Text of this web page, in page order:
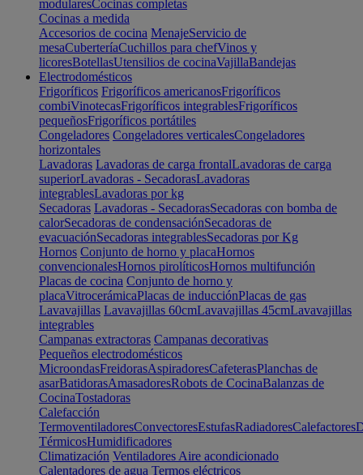
modularesCocinas completas
Cocinas a medida
Accesorios de cocina MenajeServicio de
mesaCuberteríaCuchillos para chefVinos y
licoresBotellasUtensilios de cocinaVajillaBandejas
Electrodomésticos
Frigoríficos Frigoríficos americanosFrigoríficos
combiVinotecasFrigoríficos integrablesFrigoríficos
pequeñosFrigoríficos portátiles
Congeladores Congeladores verticalesCongeladores
horizontales
Lavadoras Lavadoras de carga frontalLavadoras de carga
superiorLavadoras - SecadorasLavadoras
integrablesLavadoras por kg
Secadoras Lavadoras - SecadorasSecadoras con bomba de
calorSecadoras de condensaciónSecadoras de
evacuaciónSecadoras integrablesSecadoras por Kg
Hornos Conjunto de horno y placaHornos
convencionalesHornos pirolíticosHornos multifunción
Placas de cocina Conjunto de horno y
placaVitrocerámicaPlacas de inducciónPlacas de gas
Lavavajillas Lavavajillas 60cmLavavajillas 45cmLavavajillas
integrables
Campanas extractoras Campanas decorativas
Pequeños electrodomésticos
MicroondasFreidorasAspiradoresCafeterasPlanchas de
asarBatidorasAmasadoresRobots de CocinaBalanzas de
CocinaTostadoras
Calefacción
TermoventiladoresConvectoresEstufasRadiadoresCalefactores
TérmicosHumidificadores
Climatización Ventiladores Aire acondicionado
Calentadores de agua Termos eléctricos